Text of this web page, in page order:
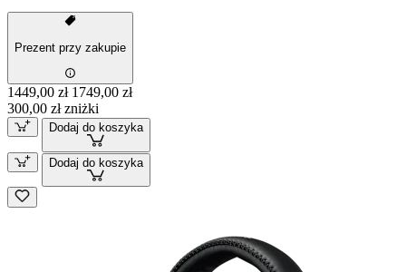
Prezent przy zakupie
1449,00 zł 1749,00 zł
300,00 zł zniżki
Dodaj do koszyka
Dodaj do koszyka